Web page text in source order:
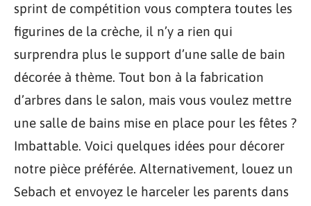
sprint de compétition vous comptera toutes les
figurines de la crèche, il n’y a rien qui
surprendra plus le support d’une salle de bain
décorée à thème. Tout bon à la fabrication
d’arbres dans le salon, mais vous voulez mettre
une salle de bains mise en place pour les fêtes ?
Imbattable. Voici quelques idées pour décorer
notre pièce préférée. Alternativement, louez un
Sebach et envoyez le harceler les parents dans